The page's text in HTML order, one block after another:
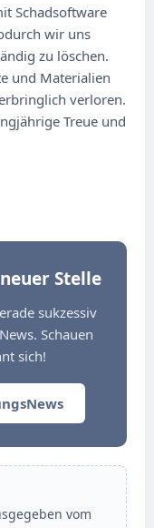
Schadsoftware
wir uns
zu löschen.
und Materialien
verloren.
Treue und
Stelle
sukzessiv
Schauen
sich!
vom